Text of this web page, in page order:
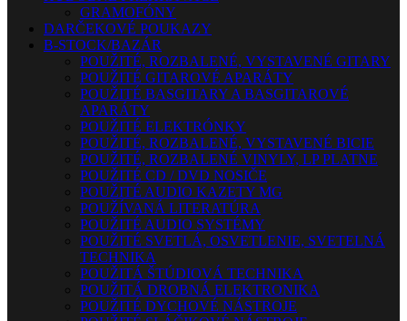
GRAMOFÓNY
DARČEKOVÉ POUKAZY
B-STOCK/BAZÁR
POUŽITÉ, ROZBALENÉ, VYSTAVENÉ GITARY
POUŽITÉ GITAROVÉ APARÁTY
POUŽITÉ BASGITARY A BASGITAROVÉ
APARÁTY
POUŽITÉ ELEKTRÓNKY
POUŽITÉ, ROZBALENÉ, VYSTAVENÉ BICIE
POUŽITÉ, ROZBALENÉ VINYLY, LP PLATNE
POUŽITÉ CD / DVD NOSIČE
POUŽITÉ AUDIO KAZETY MG
POUŽÍVANÁ LITERATÚRA
POUŽITÉ AUDIO SYSTÉMY
POUŽITÉ SVETLÁ, OSVETLENIE, SVETELNÁ
TECHNIKA
POUŽITÁ ŠTÚDIOVÁ TECHNIKA
POUŽITÁ DROBNÁ ELEKTRONIKA
POUŽITÉ DYCHOVÉ NÁSTROJE